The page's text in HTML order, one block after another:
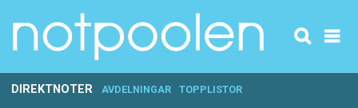
DIREKTNOTER AVDELNINGAR TOPPLISTOR